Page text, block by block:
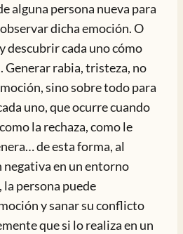
alguna persona nueva para
dicha emoción. O
descubrir cada uno cómo
Generar rabia, tristeza, no
sino sobre todo para
uno, que ocurre cuando
la rechaza, como le
de esta forma, al
negativa en un entorno
persona puede
y sanar su conflicto
que si lo realiza en un